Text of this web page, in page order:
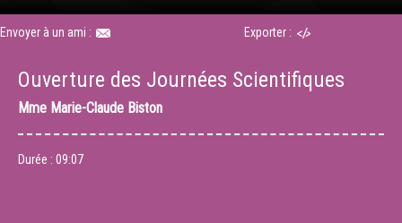
Envoyer à un ami : Exporter :
Ouverture des Journées Scientifiques
Mme Marie-Claude Biston
Durée : 09:07